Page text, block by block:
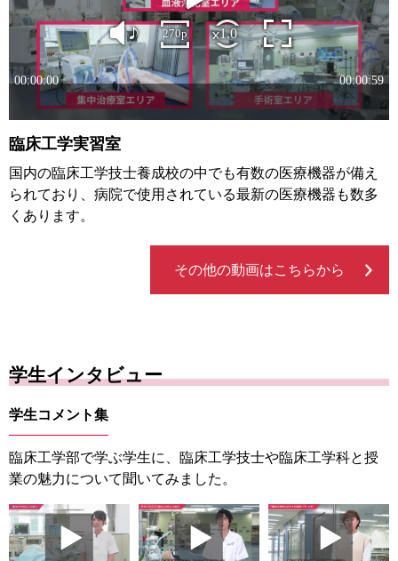
臨床工学実習室
国内の臨床工学技士養成校の中でも有数の医療機器が備え
られており、病院で使用されている最新の医療機器も数多
くあります。
その他の動画はこちらから
学生インタビュー
学生コメント集
臨床工学部で学ぶ学生に、臨床工学技士や臨床工学科と授
業の魅力について聞いてみました。